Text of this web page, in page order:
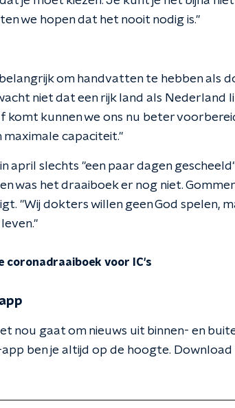
we hopen dat het nooit nodig is."
om handvatten te hebben als
niet dat een rijk land als Nederland
komt kunnen we ons nu beter
maximale capaciteit."
april slechts "een paar dagen
was het draaiboek er nog niet.
"Wij dokters willen geen God spelen,
coronadraaiboek voor IC's
nou gaat om nieuws uit binnen- en
ben je altijd op de hoogte. Download